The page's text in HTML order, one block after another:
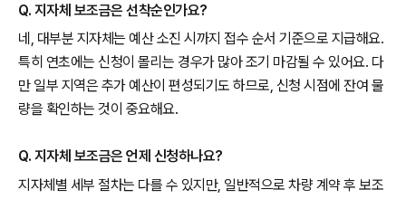
Q. 지자체 보조금은 선착순인가요?
네, 대부분 지자체는 예산 소진 시까지 접수 순서 기준으로 지급해요.
특히 연초에는 신청이 몰리는 경우가 많아 조기 마감될 수 있어요. 다
만 일부 지역은 추가 예산이 편성되기도 하므로, 신청 시점에 잔여 물
량을 확인하는 것이 중요해요.
Q. 지자체 보조금은 언제 신청하나요?
지자체별 세부 절차는 다를 수 있지만, 일반적으로 차량 계약 후 보조